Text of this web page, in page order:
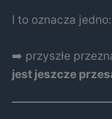
I to oznacza jedno:
➡️ przyszłe
jest jeszcze